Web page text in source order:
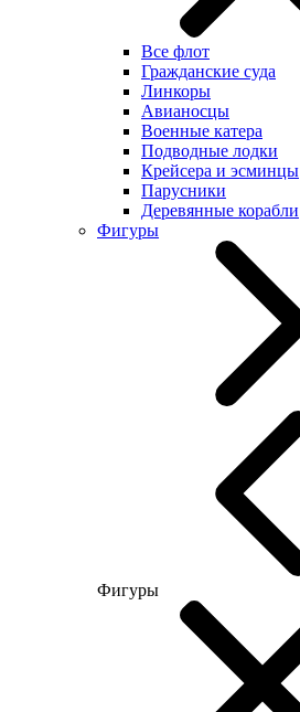
Все флот
Гражданские суда
Линкоры
Авианосцы
Военные катера
Подводные лодки
Крейсера и эсминцы
Парусники
Деревянные корабли
Фигуры
Фигуры